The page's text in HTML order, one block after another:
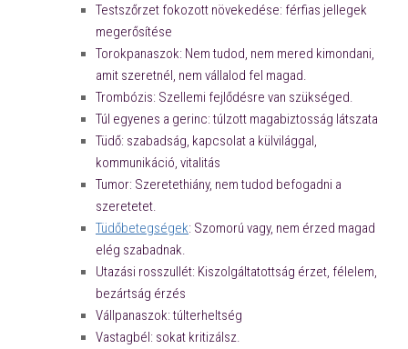
Testszőrzet fokozott növekedése: férfias jellegek
megerősítése
Torokpanaszok: Nem tudod, nem mered kimondani,
amit szeretnél, nem vállalod fel magad.
Trombózis: Szellemi fejlődésre van szükséged.
Túl egyenes a gerinc: túlzott magabiztosság látszata
Tüdő: szabadság, kapcsolat a külvilággal,
kommunikáció, vitalitás
Tumor: Szeretethiány, nem tudod befogadni a
szeretetet.
Tüdőbetegségek: Szomorú vagy, nem érzed magad
elég szabadnak.
Utazási rosszullét: Kiszolgáltatottság érzet, félelem,
bezártság érzés
Vállpanaszok: túlterheltség
Vastagbél: sokat kritizálsz.